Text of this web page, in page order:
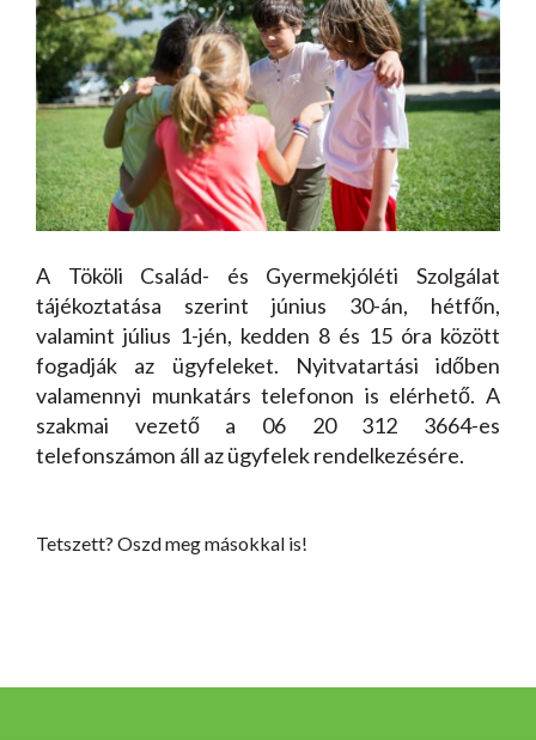
A Tököli Család- és Gyermekjóléti Szolgálat
tájékoztatása szerint június 30-án, hétfőn,
valamint július 1-jén, kedden 8 és 15 óra között
fogadják az ügyfeleket. Nyitvatartási időben
valamennyi munkatárs telefonon is elérhető. A
szakmai vezető a 06 20 312 3664-es
telefonszámon áll az ügyfelek rendelkezésére.
Tetszett? Oszd meg másokkal is!